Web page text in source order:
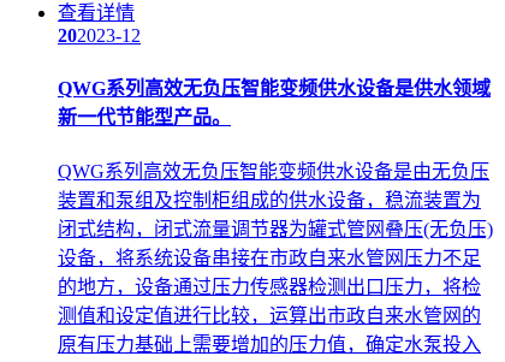
查看详情
202023-12
QWG系列高效无负压智能变频供水设备是供水领域
新一代节能型产品。
QWG系列高效无负压智能变频供水设备是由无负压
装置和泵组及控制柜组成的供水设备，稳流装置为
闭式结构，闭式流量调节器为罐式管网叠压(无负压)
设备，将系统设备串接在市政自来水管网压力不足
的地方，设备通过压力传感器检测出口压力，将检
测值和设定值进行比较，运算出市政自来水管网的
原有压力基础上需要增加的压力值，确定水泵投入